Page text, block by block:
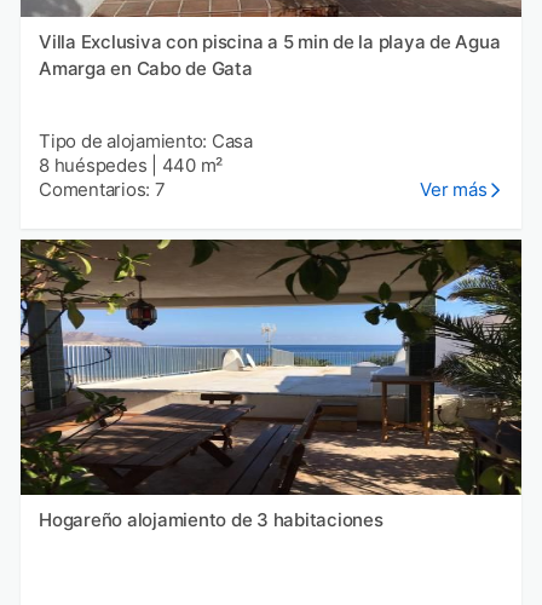
Villa Exclusiva con piscina a 5 min de la playa de Agua
Amarga en Cabo de Gata
Tipo de alojamiento: Casa
8 huéspedes
440 m²
Comentarios: 7
Ver más
Hogareño alojamiento de 3 habitaciones